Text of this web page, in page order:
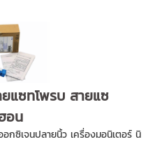
แซทโพรบ สายแซ
อน
กซิเจนปลายนิ้ว เครื่องมอนิเตอร์ นิ